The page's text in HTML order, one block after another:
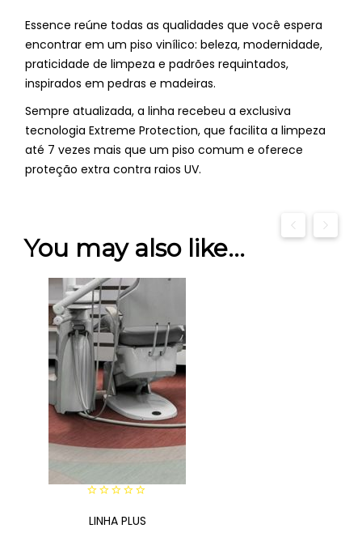
Essence reúne todas as qualidades que você espera
encontrar em um piso vinílico: beleza, modernidade,
praticidade de limpeza e padrões requintados,
inspirados em pedras e madeiras.
Sempre atualizada, a linha recebeu a exclusiva
tecnologia Extreme Protection, que facilita a limpeza
até 7 vezes mais que um piso comum e oferece
proteção extra contra raios UV.
You may also like…
out
LINHA PLUS